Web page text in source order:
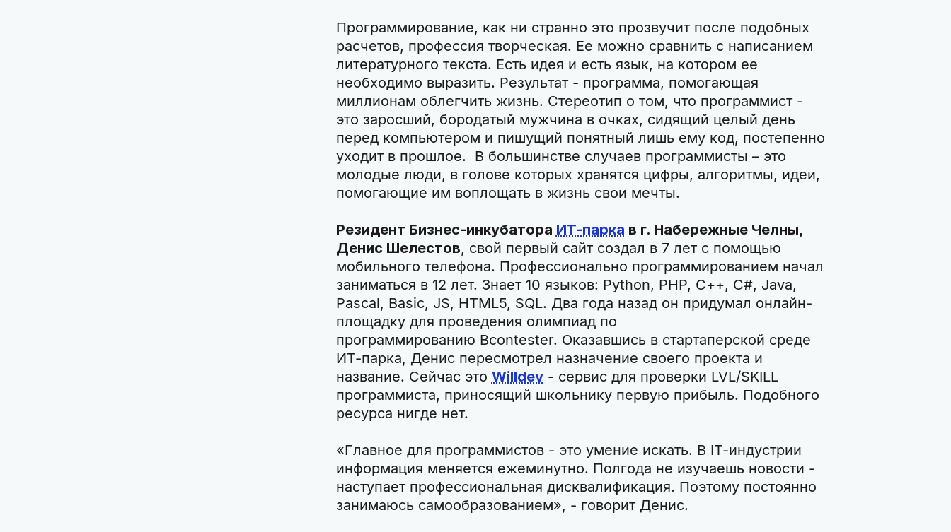
Программирование, как ни странно это прозвучит после подобных
расчетов, профессия творческая. Ее можно сравнить с написанием
литературного текста. Есть идея и есть язык, на котором ее
необходимо выразить. Результат - программа, помогающая
миллионам облегчить жизнь. Стереотип о том, что программист -
это заросший, бородатый мужчина в очках, сидящий целый день
перед компьютером и пишущий понятный лишь ему код, постепенно
уходит в прошлое. В большинстве случаев программисты – это
молодые люди, в голове которых хранятся цифры, алгоритмы, идеи,
помогающие им воплощать в жизнь свои мечты.
Резидент Бизнес-инкубатора ИТ-парка в г. Набережные Челны,
Денис Шелестов, свой первый сайт создал в 7 лет с помощью
мобильного телефона. Профессионально программированием начал
заниматься в 12 лет. Знает 10 языков: Python, PHP, C++, C#, Java,
Pascal, Basic, JS, HTML5, SQL. Два года назад он придумал онлайн-
площадку для проведения олимпиад по
программированию Bcontester. Оказавшись в стартаперской среде
ИТ-парка, Денис пересмотрел назначение своего проекта и
название. Сейчас это Willdev- сервис для проверки LVL/SKILL
программиста, приносящий школьнику первую прибыль. Подобного
ресурса нигде нет.
«Главное для программистов - это умение искать. В IT-индустрии
информация меняется ежеминутно. Полгода не изучаешь новости -
наступает профессиональная дисквалификация. Поэтому постоянно
занимаюсь самообразованием», - говорит Денис.